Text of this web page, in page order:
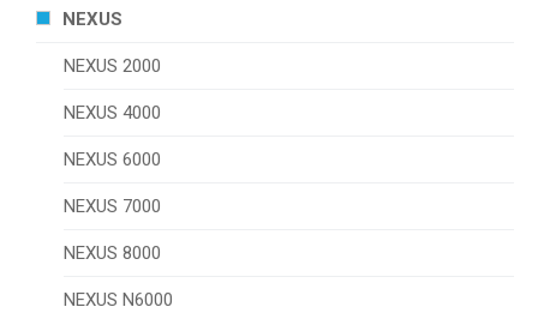
NEXUS
NEXUS 2000
NEXUS 4000
NEXUS 6000
NEXUS 7000
NEXUS 8000
NEXUS N6000